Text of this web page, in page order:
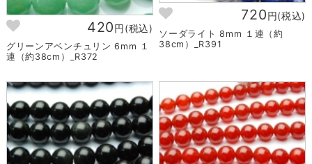
420円(税込)
グリーンアベンチュリン 6mm １
連（約38cm）_R372
720円(税込)
ソーダライト 8mm １連（約
38cm）_R391